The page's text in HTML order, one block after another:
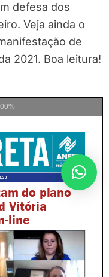
defesa dos
Veja ainda o
de
2021. Boa leitura!